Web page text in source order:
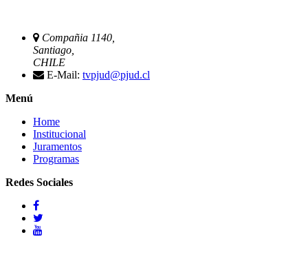
Compañia 1140,
Santiago,
CHILE
E-Mail: tvpjud@pjud.cl
Menú
Home
Institucional
Juramentos
Programas
Redes Sociales